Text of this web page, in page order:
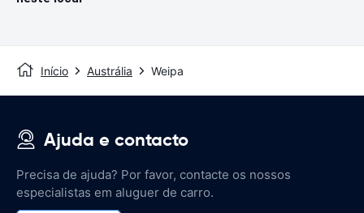
Início Austrália Weipa
Ajuda e contacto
Precisa de ajuda? Por favor, contacte os nossos
especialistas em aluguer de carro.